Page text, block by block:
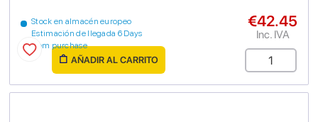
Stock en almacén europeo
Estimación de llegada 6 Days
from purchase
€42.45
Inc. IVA
AÑADIR AL CARRITO